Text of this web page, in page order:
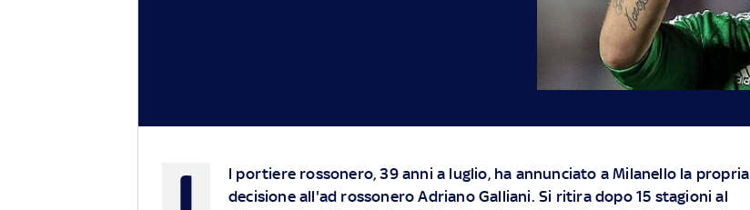
l portiere rossonero, 39 anni a luglio, ha annunciato a Milanello la propria
decisione all'ad rossonero Adriano Galliani. Si ritira dopo 15 stagioni al